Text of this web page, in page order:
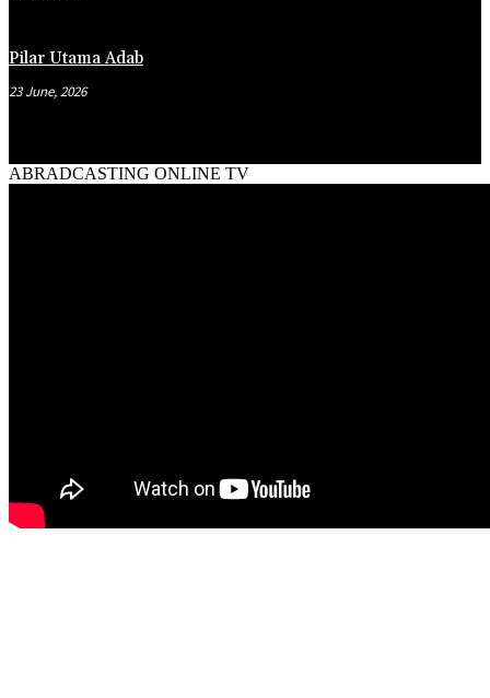
Pilar Utama Adab
23 June, 2026
ABRADCASTING ONLINE TV